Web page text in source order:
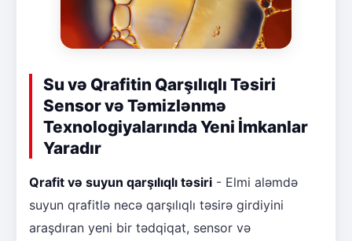
Su və Qrafitin Qarşılıqlı Təsiri
Sensor və Təmizlənmə
Texnologiyalarında Yeni İmkanlar
Yaradır
Qrafit və suyun qarşılıqlı təsiri - Elmi aləmdə
suyun qrafitlə necə qarşılıqlı təsirə girdiyini
araşdıran yeni bir tədqiqat, sensor və